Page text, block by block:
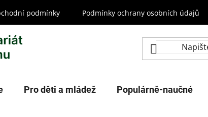
podmínky Podmínky ochrany osobních údajů
Pro děti a mládež Populárně-naučné